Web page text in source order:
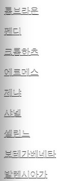
톰브라운
펜디
크롬하츠
에르메스
제냐
샤넬
셀린느
보테가베네타
발렌시아가